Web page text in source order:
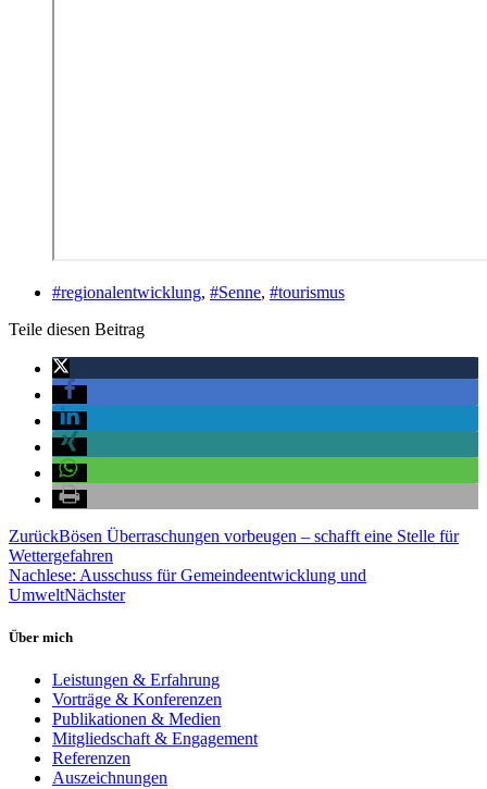
#regionalentwicklung, #Senne, #tourismus
Teile diesen Beitrag
ZurückBösen Überraschungen vorbeugen – schafft eine Stelle für
Wettergefahren
Nachlese: Ausschuss für Gemeindeentwicklung und
UmweltNächster
Über mich
Leistungen & Erfahrung
Vorträge & Konferenzen
Publikationen & Medien
Mitgliedschaft & Engagement
Referenzen
Auszeichnungen